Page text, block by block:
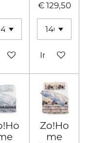
€ 129,50
In
Zo!Ho
me